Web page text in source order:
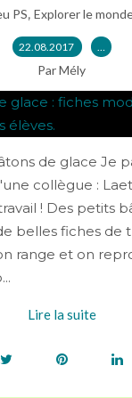
PS, Explorer le
22.08.2017 …
Par Mély
de glace Je
collègue :
! Des petits
belles fiches de
range et on
Lire la suite